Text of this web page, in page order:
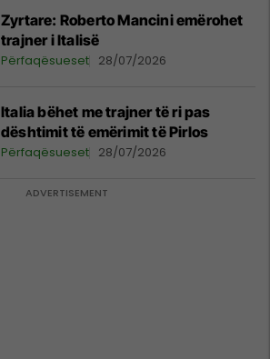
Zyrtare: Roberto Mancini emërohet
trajner i Italisë
Përfaqësueset 28/07/2026
Italia bëhet me trajner të ri pas
dështimit të emërimit të Pirlos
Përfaqësueset 28/07/2026